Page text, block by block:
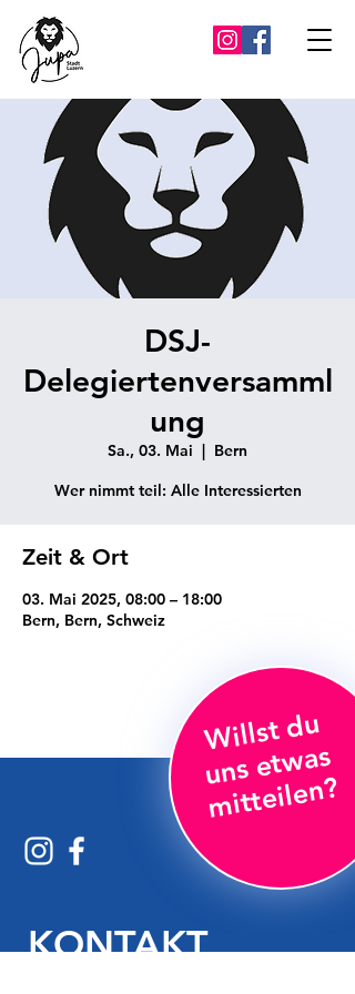
DSJ-
Delegiertenversamml
ung
Sa., 03. Mai
  |
Bern
Wer nimmt teil: Alle Interessierten
Zeit & Ort
03. Mai 2025, 08:00 – 18:00
Bern, Bern, Schweiz
KONTAKT
Willst
d
u
u
ns
et
w
as
mitt
eil
e
n
?